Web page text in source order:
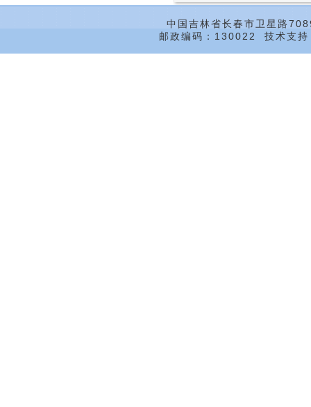
中国吉林省长春市卫星路
邮政编码：130022 技术支